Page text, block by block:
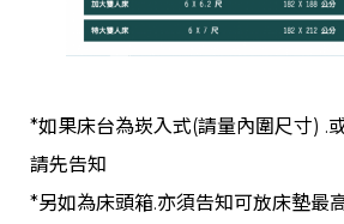
*如果床台為崁入式(請量內圍尺寸) .
請先告知
*另如為床頭箱.亦須告知可放床墊最